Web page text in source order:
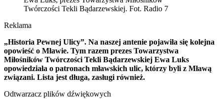
Twórczości Tekli Bądarzewskiej. Fot. Radio 7
Reklama
„Historia Pewnej Ulicy”. Na naszej antenie pojawiła się kolejna
opowieść o Mławie. Tym razem prezes Towarzystwa
Miłośników Twórczości Tekli Bądarzewskiej Ewa Luks
opowiedziała o patronach mławskich ulic, którzy byli z Mławą
związani. Lista jest długa, zasługi również.
Odtwarzacz plików dźwiękowych